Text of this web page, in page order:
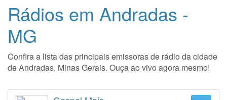
Rádios em Andradas -
MG
Confira a lista das principais emissoras de rádio da cidade
de Andradas, Minas Gerais. Ouça ao vivo agora mesmo!